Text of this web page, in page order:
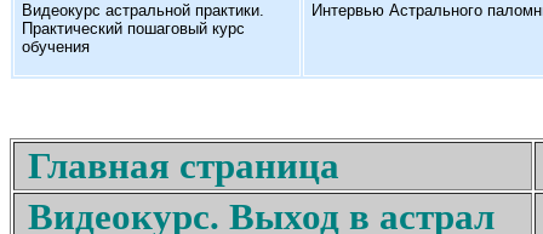
Видеокурс астральной практики.
Практический пошаговый курс
обучения
Интервью Астрального
Главная страница
Видеокурс. Выход в астрал